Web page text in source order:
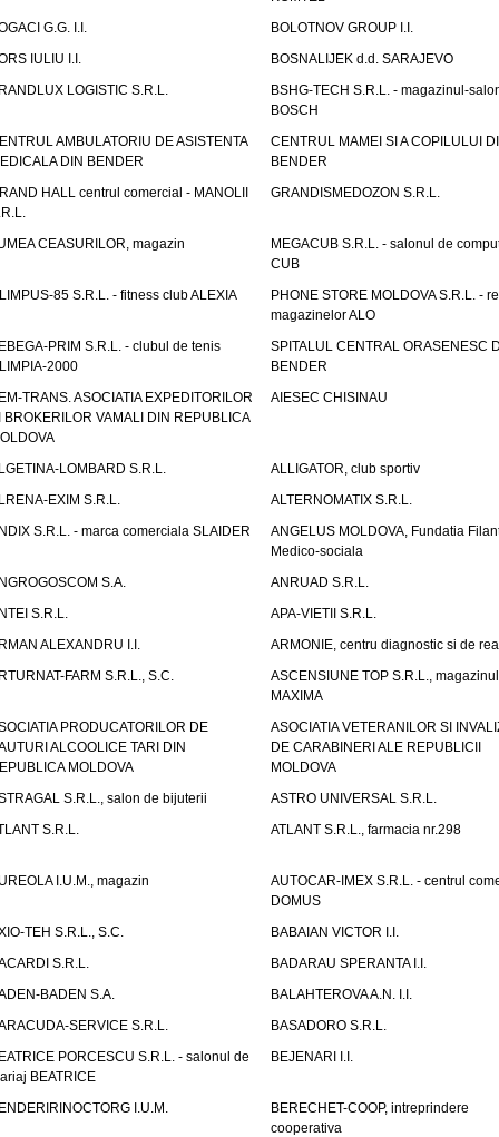
G.G. I.I.
BOLOTNOV GROUP I.I.
IULIU I.I.
BOSNALIJEK d.d. SARAJEVO
LOGISTIC S.R.L.
BSHG-TECH S.R.L. - magazinul-
BOSCH
AMBULATORIU DE ASISTENTA
DIN BENDER
CENTRUL MAMEI SI A COPILULUI
BENDER
HALL centrul comercial - MANOLII
GRANDISMEDOZON S.R.L.
CEASURILOR, magazin
MEGACUB S.R.L. - salonul de
CUB
85 S.R.L. - fitness club ALEXIA
PHONE STORE MOLDOVA S.R.L. -
magazinelor ALO
PRIM S.R.L. - clubul de tenis
2000
SPITALUL CENTRAL ORASENESC
BENDER
TRANS. ASOCIATIA EXPEDITORILOR
BROKERILOR VAMALI DIN REPUBLICA
AIESEC CHISINAU
LOMBARD S.R.L.
ALLIGATOR, club sportiv
EXIM S.R.L.
ALTERNOMATIX S.R.L.
S.R.L. - marca comerciala SLAIDER
ANGELUS MOLDOVA, Fundatia
Medico-sociala
S.A.
ANRUAD S.R.L.
S.R.L.
APA-VIETII S.R.L.
ALEXANDRU I.I.
ARMONIE, centru diagnostic si de
FARM S.R.L., S.C.
ASCENSIUNE TOP S.R.L., magazinul
MAXIMA
PRODUCATORILOR DE
ALCOOLICE TARI DIN
MOLDOVA
ASOCIATIA VETERANILOR SI
DE CARABINERI ALE REPUBLICII
MOLDOVA
S.R.L., salon de bijuterii
ASTRO UNIVERSAL S.R.L.
S.R.L.
ATLANT S.R.L., farmacia nr.298
I.U.M., magazin
AUTOCAR-IMEX S.R.L. - centrul
DOMUS
TEH S.R.L., S.C.
BABAIAN VICTOR I.I.
S.R.L.
BADARAU SPERANTA I.I.
BADEN S.A.
BALAHTEROVA A.N. I.I.
SERVICE S.R.L.
BASADORO S.R.L.
PORCESCU S.R.L. - salonul de
BEATRICE
BEJENARI I.I.
I.U.M.
BERECHET-COOP, intreprindere
cooperativa